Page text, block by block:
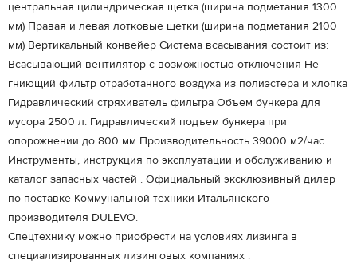
центральная цилиндрическая щетка (ширина подметания 1300
мм) Правая и левая лотковые щетки (ширина подметания 2100
мм) Вертикальный конвейер Система всасывания состоит из:
Всасывающий вентилятор с возможностью отключения Не
гниющий фильтр отработанного воздуха из полиэстера и хлопка
Гидравлический стряхиватель фильтра Объем бункера для
мусора 2500 л. Гидравлический подъем бункера при
опорожнении до 800 мм Производительность 39000 м2/час
Инструменты, инструкция по эксплуатации и обслуживанию и
каталог запасных частей . Официальный эксклюзивный дилер
по поставке Коммунальной техники Итальянского
производителя DULEVO.
Спецтехнику можно приобрести на условиях лизинга в
специализированных лизинговых компаниях .